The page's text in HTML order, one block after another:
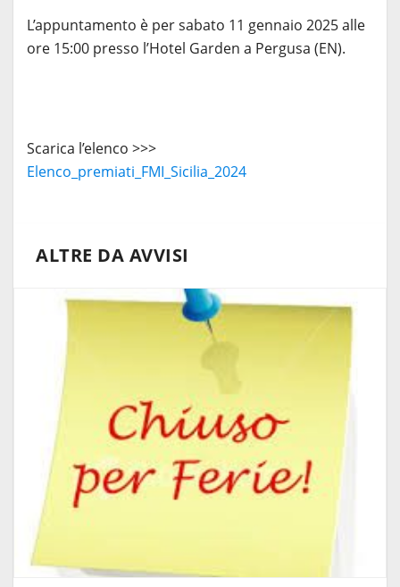
L’appuntamento è per sabato 11 gennaio 2025 alle
ore 15:00 presso l’Hotel Garden a Pergusa (EN).
Scarica l’elenco >>>
Elenco_premiati_FMI_Sicilia_2024
ALTRE DA AVVISI